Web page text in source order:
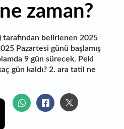
zaman?
tarafından belirlenen 2025
Pazartesi günü başlamış
9 gün sürecek. Peki
gün kaldı? 2. ara tatil ne